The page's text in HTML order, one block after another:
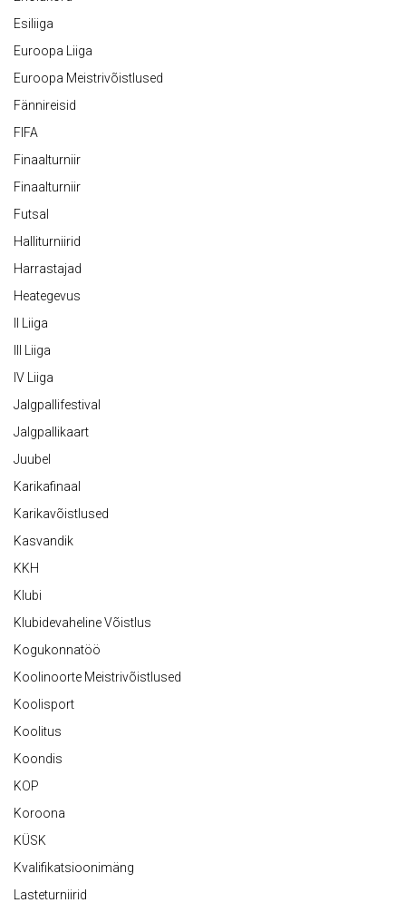
Esiliiga
Euroopa Liiga
Euroopa Meistrivõistlused
Fännireisid
FIFA
Finaalturniir
Finaalturniir
Futsal
Halliturniirid
Harrastajad
Heategevus
II Liiga
III Liiga
IV Liiga
Jalgpallifestival
Jalgpallikaart
Juubel
Karikafinaal
Karikavõistlused
Kasvandik
KKH
Klubi
Klubidevaheline Võistlus
Kogukonnatöö
Koolinoorte Meistrivõistlused
Koolisport
Koolitus
Koondis
KOP
Koroona
KÜSK
Kvalifikatsioonimäng
Lasteturniirid